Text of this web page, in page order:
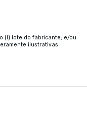
(I) lote do fabricante; e/ou
ilustrativas